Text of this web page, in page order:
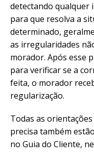
detectando qualquer
para que resolva a
determinado,
as irregularidades
morador. Após esse
para verificar se a
feita, o morador
regularização.
Todas as
precisa também
no Guia do Cliente,